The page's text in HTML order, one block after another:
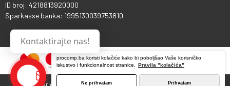
procomp.ba koristi kolačiće kako bi poboljšao Vaše korisničko
iskustvo i funkcionalnost stranice.
Pravila "kolačića"
Ne prihvatam Prihvatam
ID broj: 4218813920000
Sparkasse banka: 1995130039753810
Copyright © 2013 - 2026 ProComp d.o.o. Sva prava pridržana.
Kontaktirajte nas!